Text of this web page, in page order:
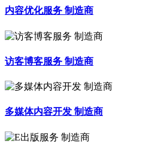
内容优化服务 制造商
访客博客服务 制造商
多媒体内容开发 制造商